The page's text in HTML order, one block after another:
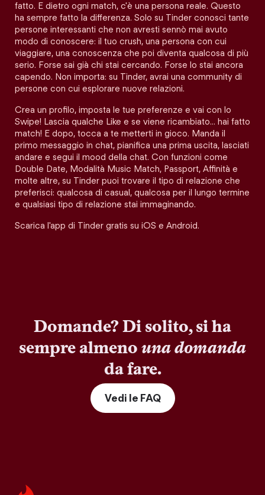
fatto. E dietro ogni match, c'è una persona reale. Questo
ha sempre fatto la differenza. Solo su Tinder conosci tante
persone interessanti che non avresti sennò mai avuto
modo di conoscere: il tuo crush, una persona con cui
viaggiare, una conoscenza che poi diventa qualcosa di più
serio. Forse sai già chi stai cercando. Forse lo stai ancora
capendo. Non importa: su Tinder, avrai una community di
persone con cui esplorare nuove relazioni.
Crea un profilo, imposta le tue preferenze e vai con lo
Swipe! Lascia qualche Like e se viene ricambiato… hai fatto
match! E dopo, tocca a te metterti in gioco. Manda il
primo messaggio in chat, pianifica una prima uscita, lasciati
andare e segui il mood della chat. Con funzioni come
Double Date, Modalità Music Match, Passport, Affinità e
molte altre, su Tinder puoi trovare il tipo di relazione che
preferisci: qualcosa di casual, qualcosa per il lungo termine
e qualsiasi tipo di relazione stai immaginando.
Scarica l'app di Tinder gratis su iOS e Android.
Domande? Di solito, si ha
sempre almeno una domanda
da fare.
Vedi le FAQ